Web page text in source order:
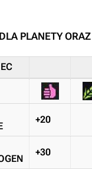
PLANETY
+20
+30